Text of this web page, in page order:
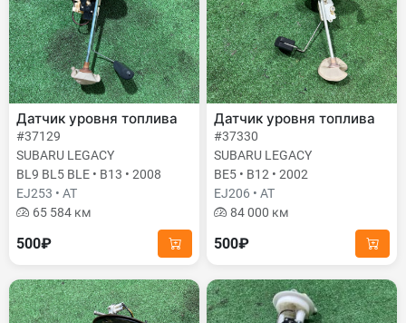
Датчик уровня топлива
#37129
SUBARU LEGACY
BL9 BL5 BLE • B13 • 2008
EJ253 • AT
65 584 км
500₽
Датчик уровня топлива
#37330
SUBARU LEGACY
BE5 • B12 • 2002
EJ206 • AT
84 000 км
500₽